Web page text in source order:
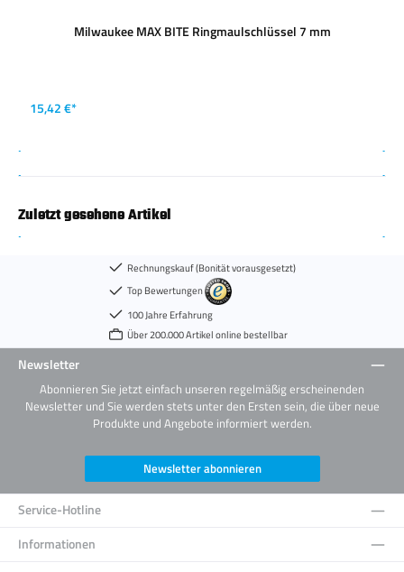
Milwaukee MAX BITE Ringmaulschlüssel 7 mm
15,42 €*
Zuletzt gesehene Artikel
Rechnungskauf (Bonität vorausgesetzt)
Top Bewertungen
100 Jahre Erfahrung
Über 200.000 Artikel online bestellbar
Newsletter
Abonnieren Sie jetzt einfach unseren regelmäßig erscheinenden
Newsletter und Sie werden stets unter den Ersten sein, die über neue
Produkte und Angebote informiert werden.
Newsletter abonnieren
Service-Hotline
Informationen